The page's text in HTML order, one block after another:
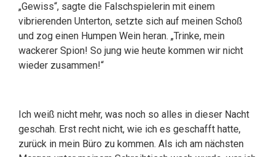
„Gewiss“, sagte die Falschspielerin mit einem
vibrierenden Unterton, setzte sich auf meinen Schoß
und zog einen Humpen Wein heran. „Trinke, mein
wackerer Spion! So jung wie heute kommen wir nicht
wieder zusammen!“
Ich weiß nicht mehr, was noch so alles in dieser Nacht
geschah. Erst recht nicht, wie ich es geschafft hatte,
zurück in mein Büro zu kommen. Als ich am nächsten